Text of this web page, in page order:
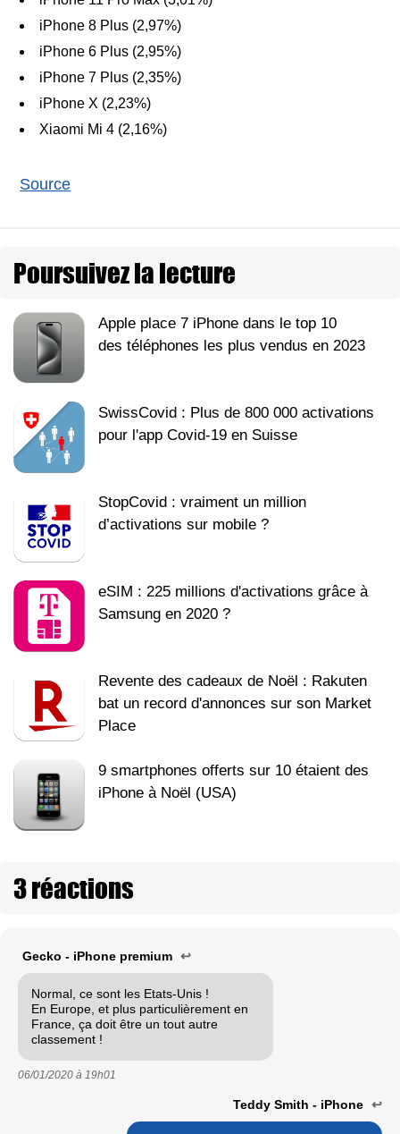
iPhone 8 Plus (2,97%)
iPhone 6 Plus (2,95%)
iPhone 7 Plus (2,35%)
iPhone X (2,23%)
Xiaomi Mi 4 (2,16%)
Source
Poursuivez la lecture
Apple place 7 iPhone dans le top 10
des téléphones les plus vendus en 2023
SwissCovid : Plus de 800 000 activations
pour l'app Covid-19 en Suisse
StopCovid : vraiment un million
d’activations sur mobile ?
eSIM : 225 millions d'activations grâce à
Samsung en 2020 ?
Revente des cadeaux de Noël : Rakuten
bat un record d'annonces sur son Market
Place
9 smartphones offerts sur 10 étaient des
iPhone à Noël (USA)
3 réactions
Gecko - iPhone premium ↩
Normal, ce sont les Etats-Unis !
En Europe, et plus particulièrement en
France, ça doit être un tout autre
classement !
06/01/2020 à 19h01
Teddy Smith - iPhone ↩